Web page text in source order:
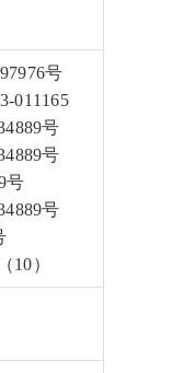
号
011165
号
号
号
号
10）